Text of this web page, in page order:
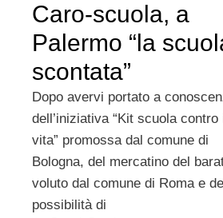
Caro-scuola, a
Palermo “la
scontata”
Dopo avervi portato a
dell’iniziativa “Kit scuola
vita” promossa dal comune di
Bologna, del mercatino del
voluto dal comune di Roma e
possibilità di